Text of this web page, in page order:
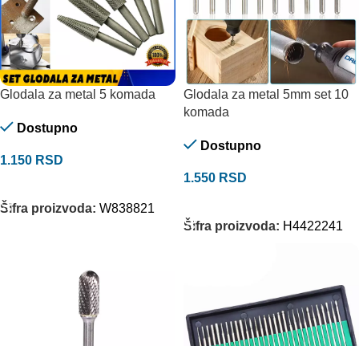
Glodala za metal 5 komada
Dostupno
1.150 RSD
Šifra proizvoda: W838821
Glodala za metal 5mm set 10
komada
Dostupno
1.550 RSD
Šifra proizvoda: H4422241